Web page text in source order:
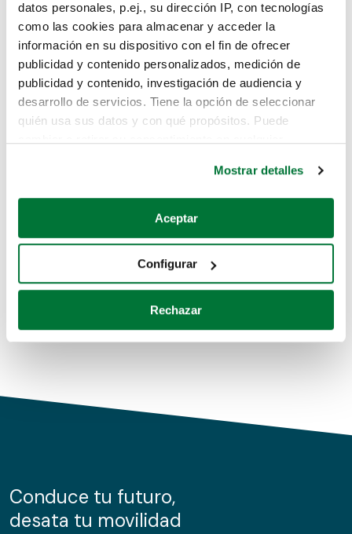
datos personales, p.ej., su dirección IP, con tecnologías
como las cookies para almacenar y acceder la
información en su dispositivo con el fin de ofrecer
publicidad y contenido personalizados, medición de
publicidad y contenido, investigación de audiencia y
desarrollo de servicios. Tiene la opción de seleccionar
quién usa sus datos y con qué propósitos. Puede
Si lo permite, también quisiéramos:
Recopilar información sobre su ubicación geográfica
Identificar su dispositivo analizándolo activamente
para buscar características específicas (huellas
Obtenga más información sobre cómo se procesan sus
de cookies.
información sobre el uso que haga del sitio web con
nuestros partners de redes sociales, publicidad y análisis
Mostrar detalles
Aceptar
Configurar
Rechazar
Lo sentimos, no sabemos como
te hemos traido hasta aquí.
Pero puedes encontrar el coche que estás
buscando en alguno de estos enlaces:
Coches de segunda mano
Coches de km0
Conduce tu futuro,
desata tu movilidad